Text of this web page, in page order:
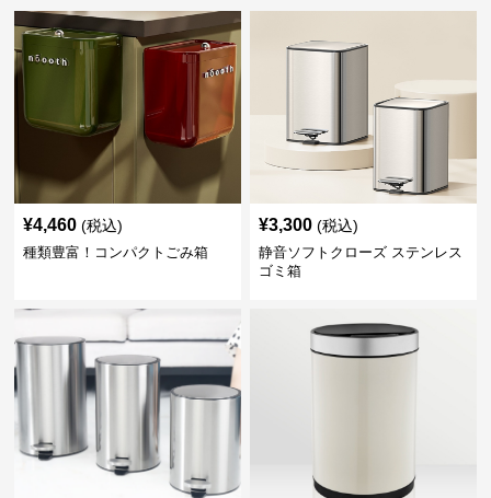
¥4,460 (税込)
種類豊富！コンパクトごみ箱
¥3,300 (税込)
静音ソフトクローズ ステンレス
ゴミ箱